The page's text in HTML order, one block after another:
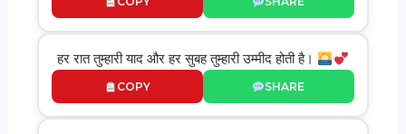
हर रात तुम्हारी याद और हर सुबह तुम्हारी उम्मीद होती है।
COPY SHARE